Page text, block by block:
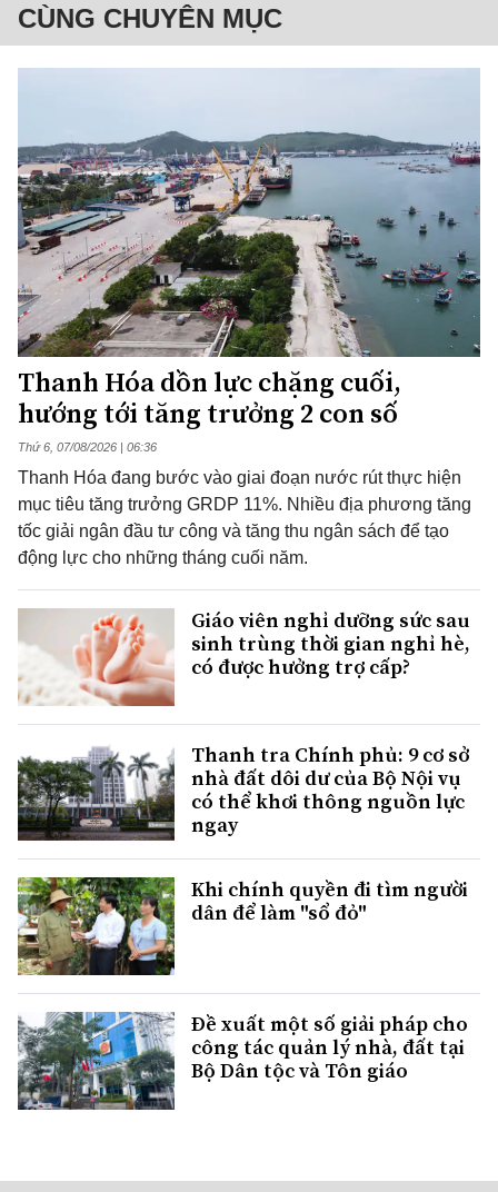
CÙNG CHUYÊN MỤC
Thanh Hóa dồn lực chặng cuối,
hướng tới tăng trưởng 2 con số
Thứ 6, 07/08/2026 | 06:36
Thanh Hóa đang bước vào giai đoạn nước rút thực hiện
mục tiêu tăng trưởng GRDP 11%. Nhiều địa phương tăng
tốc giải ngân đầu tư công và tăng thu ngân sách để tạo
động lực cho những tháng cuối năm.
Giáo viên nghỉ dưỡng sức sau
sinh trùng thời gian nghỉ hè,
có được hưởng trợ cấp?
Thanh tra Chính phủ: 9 cơ sở
nhà đất dôi dư của Bộ Nội vụ
có thể khơi thông nguồn lực
ngay
Khi chính quyền đi tìm người
dân để làm "sổ đỏ"
Đề xuất một số giải pháp cho
công tác quản lý nhà, đất tại
Bộ Dân tộc và Tôn giáo